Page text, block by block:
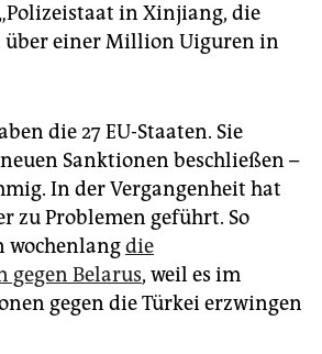
in Xinjiang, die
einer Million Uiguren in
die 27 EU-Staaten. Sie
Sanktionen beschließen –
In der Vergangenheit hat
zu Problemen geführt. So
wochenlangdie
gegen Belarus, weil es im
gegen die Türkei erzwingen